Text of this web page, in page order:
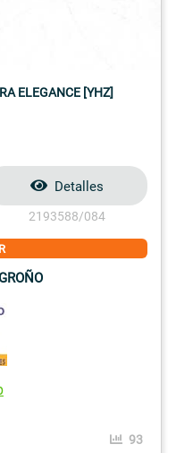
ELEGANCE [YHZ]
Detalles
2193588/084
93